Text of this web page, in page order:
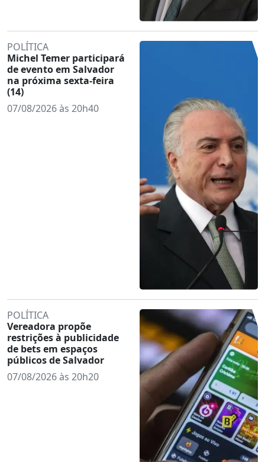
POLÍTICA
Michel Temer participará
de evento em Salvador
na próxima sexta-feira
(14)
07/08/2026 às 20h40
POLÍTICA
Vereadora propõe
restrições à publicidade
de bets em espaços
públicos de Salvador
07/08/2026 às 20h20